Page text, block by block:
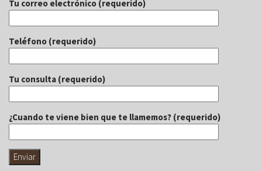
Tu correo electrónico (requerido)
Teléfono (requerido)
Tu consulta (requerido)
¿Cuando te viene bien que te llamemos? (requerido)